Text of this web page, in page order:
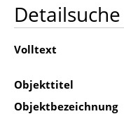
Detailsuche
Volltext
Objekttitel
Objektbezeichnung